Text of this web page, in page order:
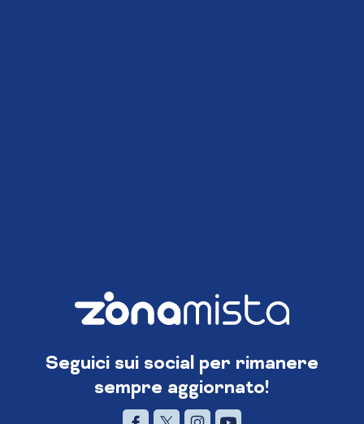
Seguici sui social per rimanere
sempre aggiornato!